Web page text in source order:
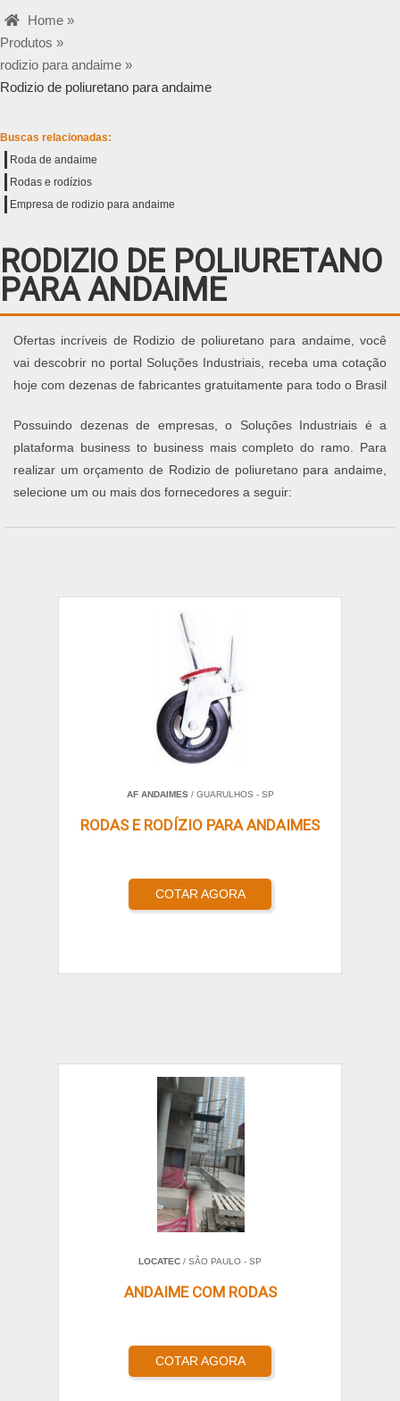
Home »
Produtos »
rodizio para andaime »
Rodizio de poliuretano para andaime
Buscas relacionadas:
Roda de andaime
Rodas e rodízios
Empresa de rodizio para andaime
RODIZIO DE POLIURETANO
PARA ANDAIME
Ofertas incríveis de Rodizio de poliuretano para andaime, você
vai descobrir no portal Soluções Industriais, receba uma cotação
hoje com dezenas de fabricantes gratuitamente para todo o Brasil
Possuindo dezenas de empresas, o Soluções Industriais é a
plataforma business to business mais completo do ramo. Para
realizar um orçamento de Rodizio de poliuretano para andaime,
selecione um ou mais dos fornecedores a seguir:
AF ANDAIMES/ GUARULHOS - SP
RODAS E RODÍZIO PARA ANDAIMES
COTAR AGORA
LOCATEC / SÃO PAULO - SP
ANDAIME COM RODAS
COTAR AGORA